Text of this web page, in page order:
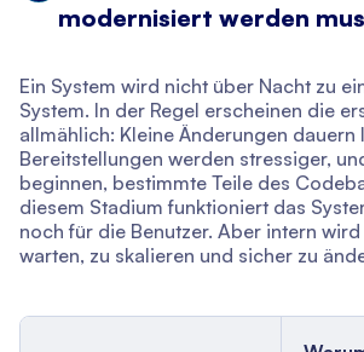
modernisiert werden
Ein System wird nicht über Nacht zu
System. In der Regel erscheinen die
allmählich: Kleine Änderungen dauern
Bereitstellungen werden stressiger,
beginnen, bestimmte Teile des
diesem Stadium funktioniert das
noch für die Benutzer. Aber intern
warten, zu skalieren und sicher zu